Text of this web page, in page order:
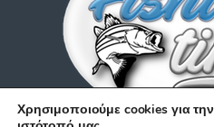
Χρησιμοποιούμε cookies για